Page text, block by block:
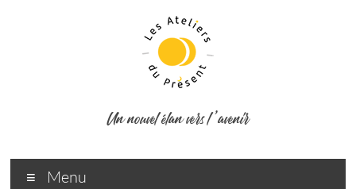
Un nouvel élan vers l ’avenir
Menu